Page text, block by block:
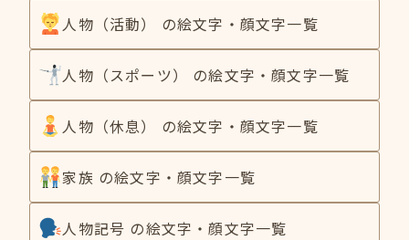
人物（活動） の絵文字・顔文字一覧
人物（スポーツ） の絵文字・顔文字一覧
人物（休息） の絵文字・顔文字一覧
家族 の絵文字・顔文字一覧
人物記号 の絵文字・顔文字一覧